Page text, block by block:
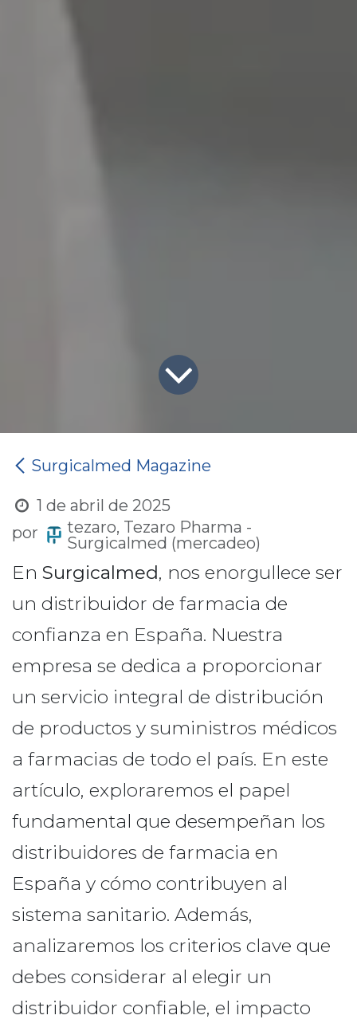
Surgicalmed Magazine
1 de abril de 2025
por
tezaro, Tezaro Pharma -
Surgicalmed (mercadeo)
En Surgicalmed, nos enorgullece ser
un distribuidor de farmacia de
confianza en España. Nuestra
empresa se dedica a proporcionar
un servicio integral de distribución
de productos y suministros médicos
a farmacias de todo el país. En este
artículo, exploraremos el papel
fundamental que desempeñan los
distribuidores de farmacia en
España y cómo contribuyen al
sistema sanitario. Además,
analizaremos los criterios clave que
debes considerar al elegir un
distribuidor confiable, el impacto